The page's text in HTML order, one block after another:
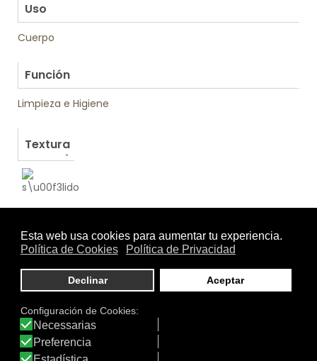
Uso
Cuerpo
Función
Limpieza e Higiene
Textura
Otros productos de Soivre Cosmetics